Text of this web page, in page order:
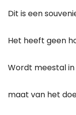
Dit is een
Het heeft geen
Wordt meestal in
maat van het